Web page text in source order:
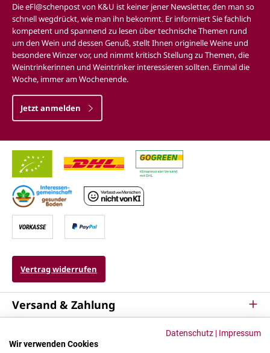
Die eFl@schenpost von K&U ist keiner jener Newsletter, den man so
schnell wegdrückt, wie man ihn bekommt. Er informiert Sie fachlich
kompetent und spannend zu lesen über technische Themen rund
um den Wein und dessen Genuß, stellt Ihnen originelle Weine und
besondere Winzer vor, und nimmt kritisch Stellung zu Themen, die
Weintrinkerinnen und Weintrinker interessieren sollten. Einmal die
Woche, immer am Wochenende.
Jetzt anmelden
Vertrag widerrufen
Versand & Zahlung
Datenschutz | Impressum
Wir verwenden Cookies